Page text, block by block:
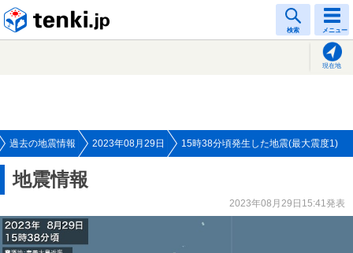
検索 メニュー
現在地
過去の地震情報 2023年08月29日 15時38分頃発生した地震(最大震度1)
地震情報
2023年08月29日15:41発表